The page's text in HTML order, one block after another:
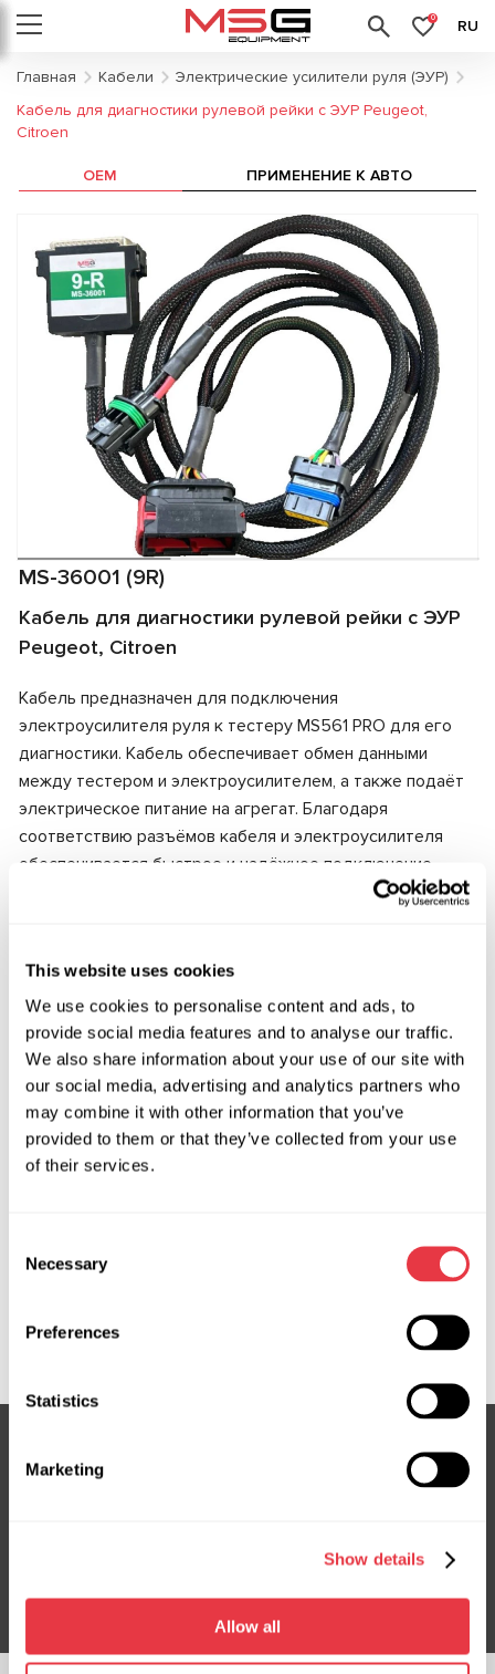
This website uses cookies
We use cookies to personalise content and ads, to
provide social media features and to analyse our traffic.
We also share information about your use of our site with
our social media, advertising and analytics partners who
may combine it with other information that you’ve
provided to them or that they’ve collected from your use
of their services.
Selection
Necessary
Preferences
Statistics
Marketing
Show details
Allow all
0 RU
Главная Кабели
Электрические усилители руля (ЭУР)
Кабель для диагностики рулевой рейки с ЭУР Peugeot,
Citroen
MS-36001 (9R)
Кабель для диагностики рулевой рейки с ЭУР
Peugeot, Citroen
Кабель предназначен для подключения
электроусилителя руля к тестеру MS561 PRO для его
диагностики. Кабель обеспечивает обмен данными
между тестером и электроусилителем, а также подаёт
электрическое питание на агрегат. Благодаря
соответствию разъёмов кабеля и электроусилителя
обеспечивается быстрое и надёжное подключение.
Запросить цену
OEM ПРИМЕНЕНИЕ К АВТО
MS360019R, 06161560, 131075, 1623287380, 1674120980,
29468, 3GS1640, 3GS5001, 4000HZ, 4000LT, 4000NV,
6908001181, 7170024, 7170029, 9638623480,
9643392180, ATGE40011RB, ATGE40012RB, CI105, CI105R,
CI405NLF0R, CI9105R, DE001CT, DSR1633LM, E40011RB,
E40012RB, ER0034, ER0134, JRE122, SR22065, SR23276